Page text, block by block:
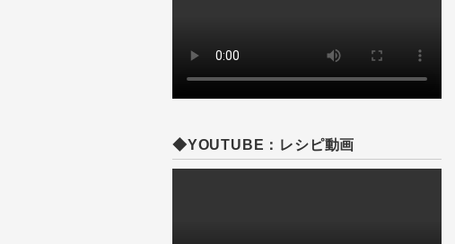
◆YOUTUBE：レシピ動画